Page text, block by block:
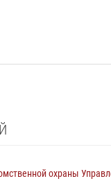
охраны